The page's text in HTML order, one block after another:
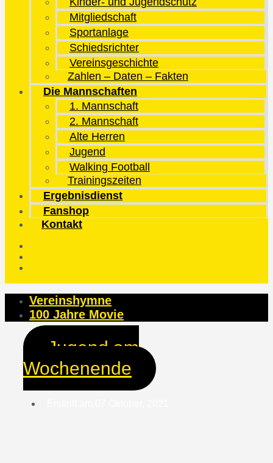
Mitgliedschaft
Sportanlage
Schiedsrichter
Vereinsgeschichte
Zahlen – Daten – Fakten
Die Mannschaften
1. Mannschaft
2. Mannschaft
Alte Herren
Jugend
Walking Football
Trainingszeiten
Ergebnisdienst
Fanshop
Kontakt
Vereinshymne
100 Jahre Movie
Jugend am
Wochenende